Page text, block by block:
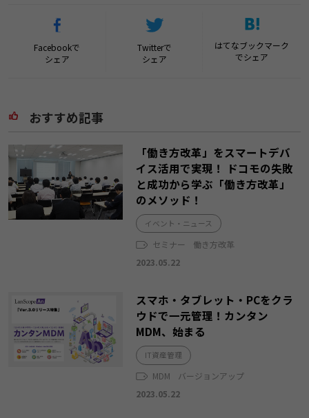
Facebookで
シェア
Twitterで
シェア
はてなブックマーク
でシェア
おすすめ記事
「働き方改革」をスマートデバ
イス活用で実現！ ドコモの失敗
と成功から学ぶ「働き方改革」
のメソッド！
イベント・ニュース
セミナー
働き方改革
2023.05.22
スマホ・タブレット・PCをクラ
ウドで一元管理！カンタン
MDM、始まる
IT資産管理
MDM
バージョンアップ
2023.05.22